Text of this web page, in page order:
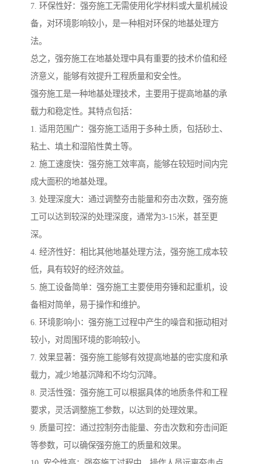
7. 环保性好：强夯施工无需使用化学材料或大量机械设
备，对环境影响较小，是一种相对环保的地基处理方
法。
总之，强夯施工在地基处理中具有重要的技术价值和经
济意义，能够有效提升工程质量和安全性。
强夯施工是一种地基处理技术，主要用于提高地基的承
载力和稳定性。其特点包括：
1. 适用范围广：强夯施工适用于多种土质，包括砂土、
粘土、填土和湿陷性黄土等。
2. 施工速度快：强夯施工效率高，能够在较短时间内完
成大面积的地基处理。
3. 处理深度大：通过调整夯击能量和夯击次数，强夯施
工可以达到较深的处理深度，通常为3-15米，甚至更
深。
4. 经济性好：相比其他地基处理方法，强夯施工成本较
低，具有较好的经济效益。
5. 施工设备简单：强夯施工主要使用夯锤和起重机，设
备相对简单，易于操作和维护。
6. 环境影响小：强夯施工过程中产生的噪音和振动相对
较小，对周围环境的影响较小。
7. 效果显著：强夯施工能够有效提高地基的密实度和承
载力，减少地基沉降和不均匀沉降。
8. 灵活性强：强夯施工可以根据具体的地质条件和工程
要求，灵活调整施工参数，以达到的处理效果。
9. 质量可控：通过控制夯击能量、夯击次数和夯击间距
等参数，可以确保强夯施工的质量和效果。